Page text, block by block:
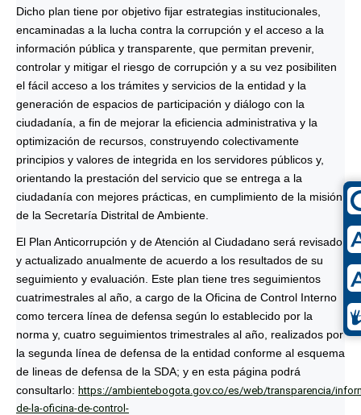
Dicho plan tiene por objetivo fijar estrategias institucionales,
encaminadas a la lucha contra la corrupción y el acceso a la
información pública y transparente, que permitan prevenir,
controlar y mitigar el riesgo de corrupción y a su vez posibiliten
el fácil acceso a los trámites y servicios de la entidad y la
generación de espacios de participación y diálogo con la
ciudadanía, a fin de mejorar la eficiencia administrativa y la
optimización de recursos, construyendo colectivamente
principios y valores de integrida en los servidores públicos y,
orientando la prestación del servicio que se entrega a la
ciudadanía con mejores prácticas, en cumplimiento de la misión
de la Secretaría Distrital de Ambiente.
El Plan Anticorrupción y de Atención al Ciudadano será revisado
y actualizado anualmente de acuerdo a los resultados de su
seguimiento y evaluación. Este plan tiene tres seguimientos
cuatrimestrales al año, a cargo de la Oficina de Control Interno
como tercera línea de defensa según lo establecido por la
norma y, cuatro seguimientos trimestrales al año, realizados por
la segunda línea de defensa de la entidad conforme al esquema
de lineas de defensa de la SDA; y en esta página podrá
consultarlo: https://ambientebogota.gov.co/es/web/transparencia/
de-la-oficina-de-control-